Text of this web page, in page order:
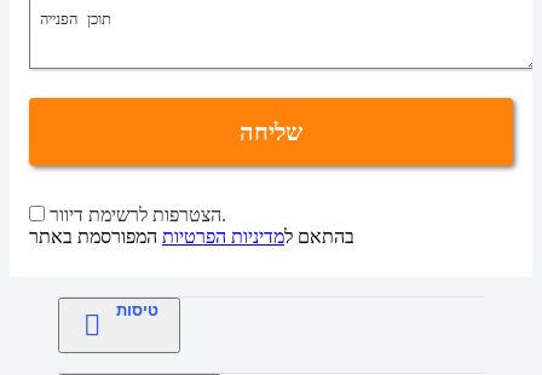
שליחה
הצטרפות לרשימת דיוור.
בהתאם למדיניות הפרטיות המפורסמת באתר
טיסות